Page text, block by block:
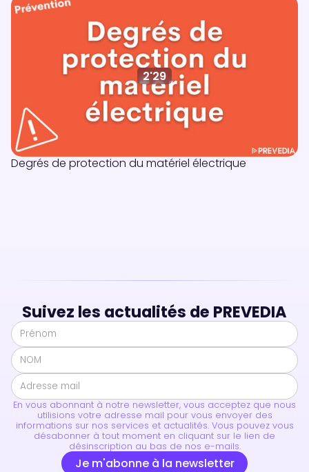
2'29
Degrés de protection du matériel électrique
Suivez les actualités de PREVEDIA
En vous abonnant à notre newsletter, vous acceptez que nous
utilisions votre adresse mail pour vous envoyer des
informations sur nos services et actualités. Vous pouvez vous
désabonner à tout moment en cliquant sur le lien de
désinscription au bas de nos e-mails.